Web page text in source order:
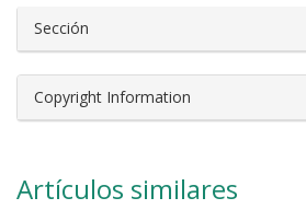
Sección
Copyright Information
Artículos similares